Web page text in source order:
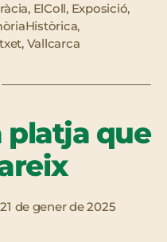
, ElColl, Exposició,
,
, Vallcarca
platja que
21 de gener de 2025